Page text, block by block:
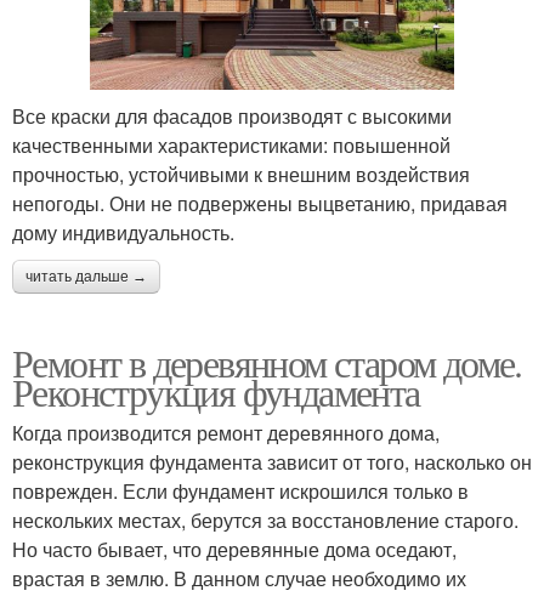
Все краски для фасадов производят с высокими
качественными характеристиками: повышенной
прочностью, устойчивыми к внешним воздействия
непогоды. Они не подвержены выцветанию, придавая
дому индивидуальность.
читать дальше →
Ремонт в деревянном старом доме.
Реконструкция фундамента
Когда производится ремонт деревянного дома,
реконструкция фундамента зависит от того, насколько он
поврежден. Если фундамент искрошился только в
нескольких местах, берутся за восстановление старого.
Но часто бывает, что деревянные дома оседают,
врастая в землю. В данном случае необходимо их